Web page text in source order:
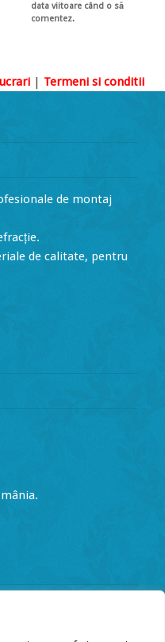
data viitoare când o să
comentez.
| Termeni si conditii
de montaj
de calitate, pentru